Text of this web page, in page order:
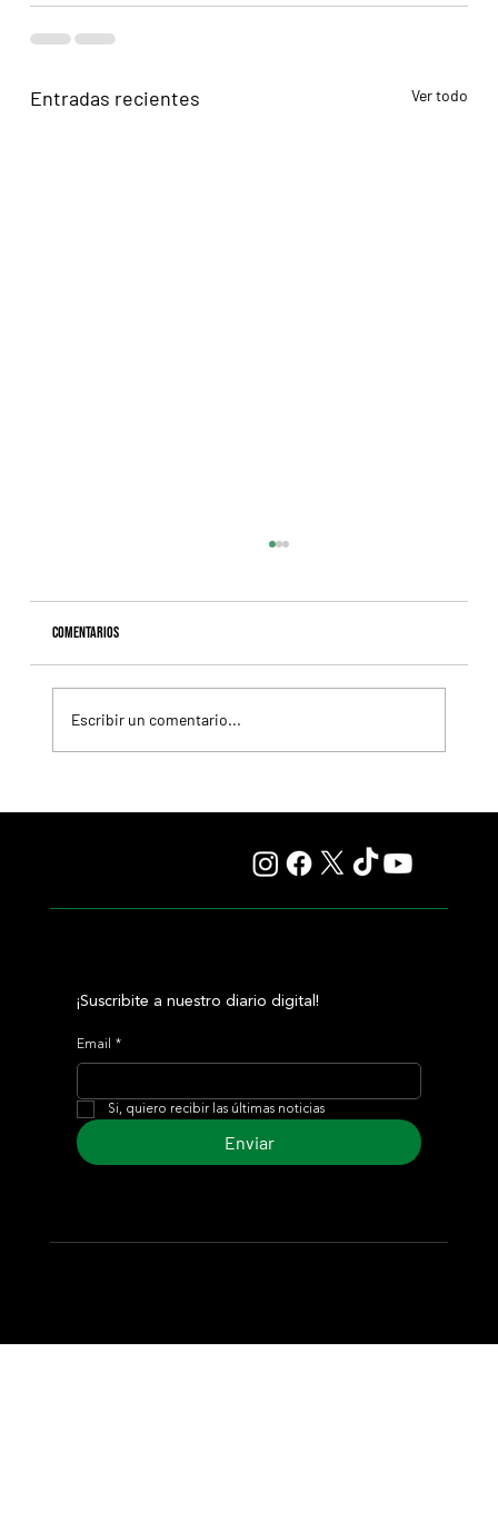
Entradas recientes Ver todo
Comentarios
Escribir un comentario...
¡Suscribite a nuestro diario digital!
Email *
Si, quiero recibir las últimas noticias
Enviar